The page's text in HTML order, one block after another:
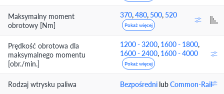
Maksymalny moment
obrotowy [Nm]
370,480, 500, 520
Pokaż więcej
Prędkość obrotowa dla
maksymalnego momentu
[obr./min.]
1200 - 3200, 1600 - 1800,
1600 - 2400, 1600 - 4000
Pokaż więcej
Rodzaj wtrysku paliwa Bezpośredni lubCommon-Rail